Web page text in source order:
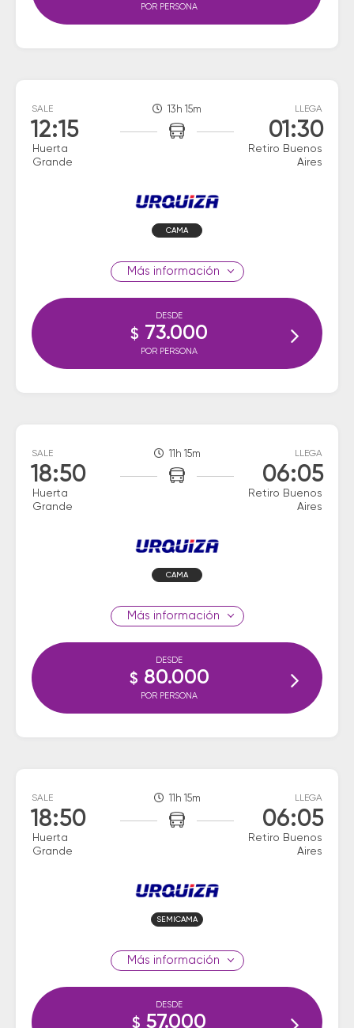
POR PERSONA
SALE
12:15
Huerta
Grande
13h 15m LLEGA
01:30
Retiro Buenos
Aires
CAMA
información
DESDE
$ 73.000
POR PERSONA
SALE
18:50
Huerta
Grande
11h 15m LLEGA
06:05
Retiro Buenos
Aires
CAMA
información
DESDE
$ 80.000
POR PERSONA
SALE
18:50
Huerta
Grande
11h 15m LLEGA
06:05
Retiro Buenos
Aires
SEMICAMA
información
DESDE
$ 57.000